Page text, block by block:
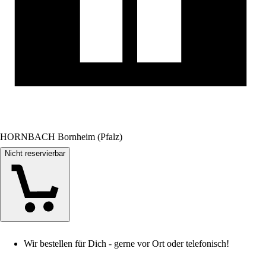
HORNBACH Bornheim (Pfalz)
Nicht reservierbar
Wir bestellen für Dich - gerne vor Ort oder telefonisch!